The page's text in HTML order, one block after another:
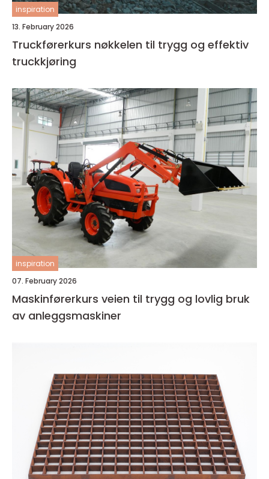
inspiration
13. February 2026
Truckførerkurs nøkkelen til trygg og effektiv
truckkjøring
inspiration
07. February 2026
Maskinførerkurs veien til trygg og lovlig bruk
av anleggsmaskiner